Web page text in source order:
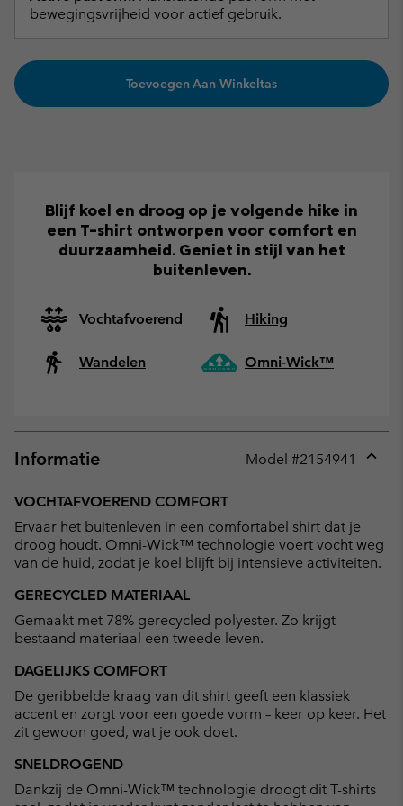
bewegingsvrijheid voor actief gebruik.
Toevoegen Aan Winkeltas
Blijf koel en droog op je volgende hike in
een T-shirt ontworpen voor comfort en
duurzaamheid. Geniet in stijl van het
buitenleven.
Vochtafvoerend Hiking
Wandelen Omni-Wick™
Informatie Model #2154941
VOCHTAFVOEREND COMFORT
Ervaar het buitenleven in een comfortabel shirt dat je
droog houdt. Omni-Wick™ technologie voert vocht weg
van de huid, zodat je koel blijft bij intensieve activiteiten.
GERECYCLED MATERIAAL
Gemaakt met 78% gerecycled polyester. Zo krijgt
bestaand materiaal een tweede leven.
DAGELIJKS COMFORT
De geribbelde kraag van dit shirt geeft een klassiek
accent en zorgt voor een goede vorm – keer op keer. Het
zit gewoon goed, wat je ook doet.
SNELDROGEND
Dankzij de Omni-Wick™ technologie droogt dit T-shirts